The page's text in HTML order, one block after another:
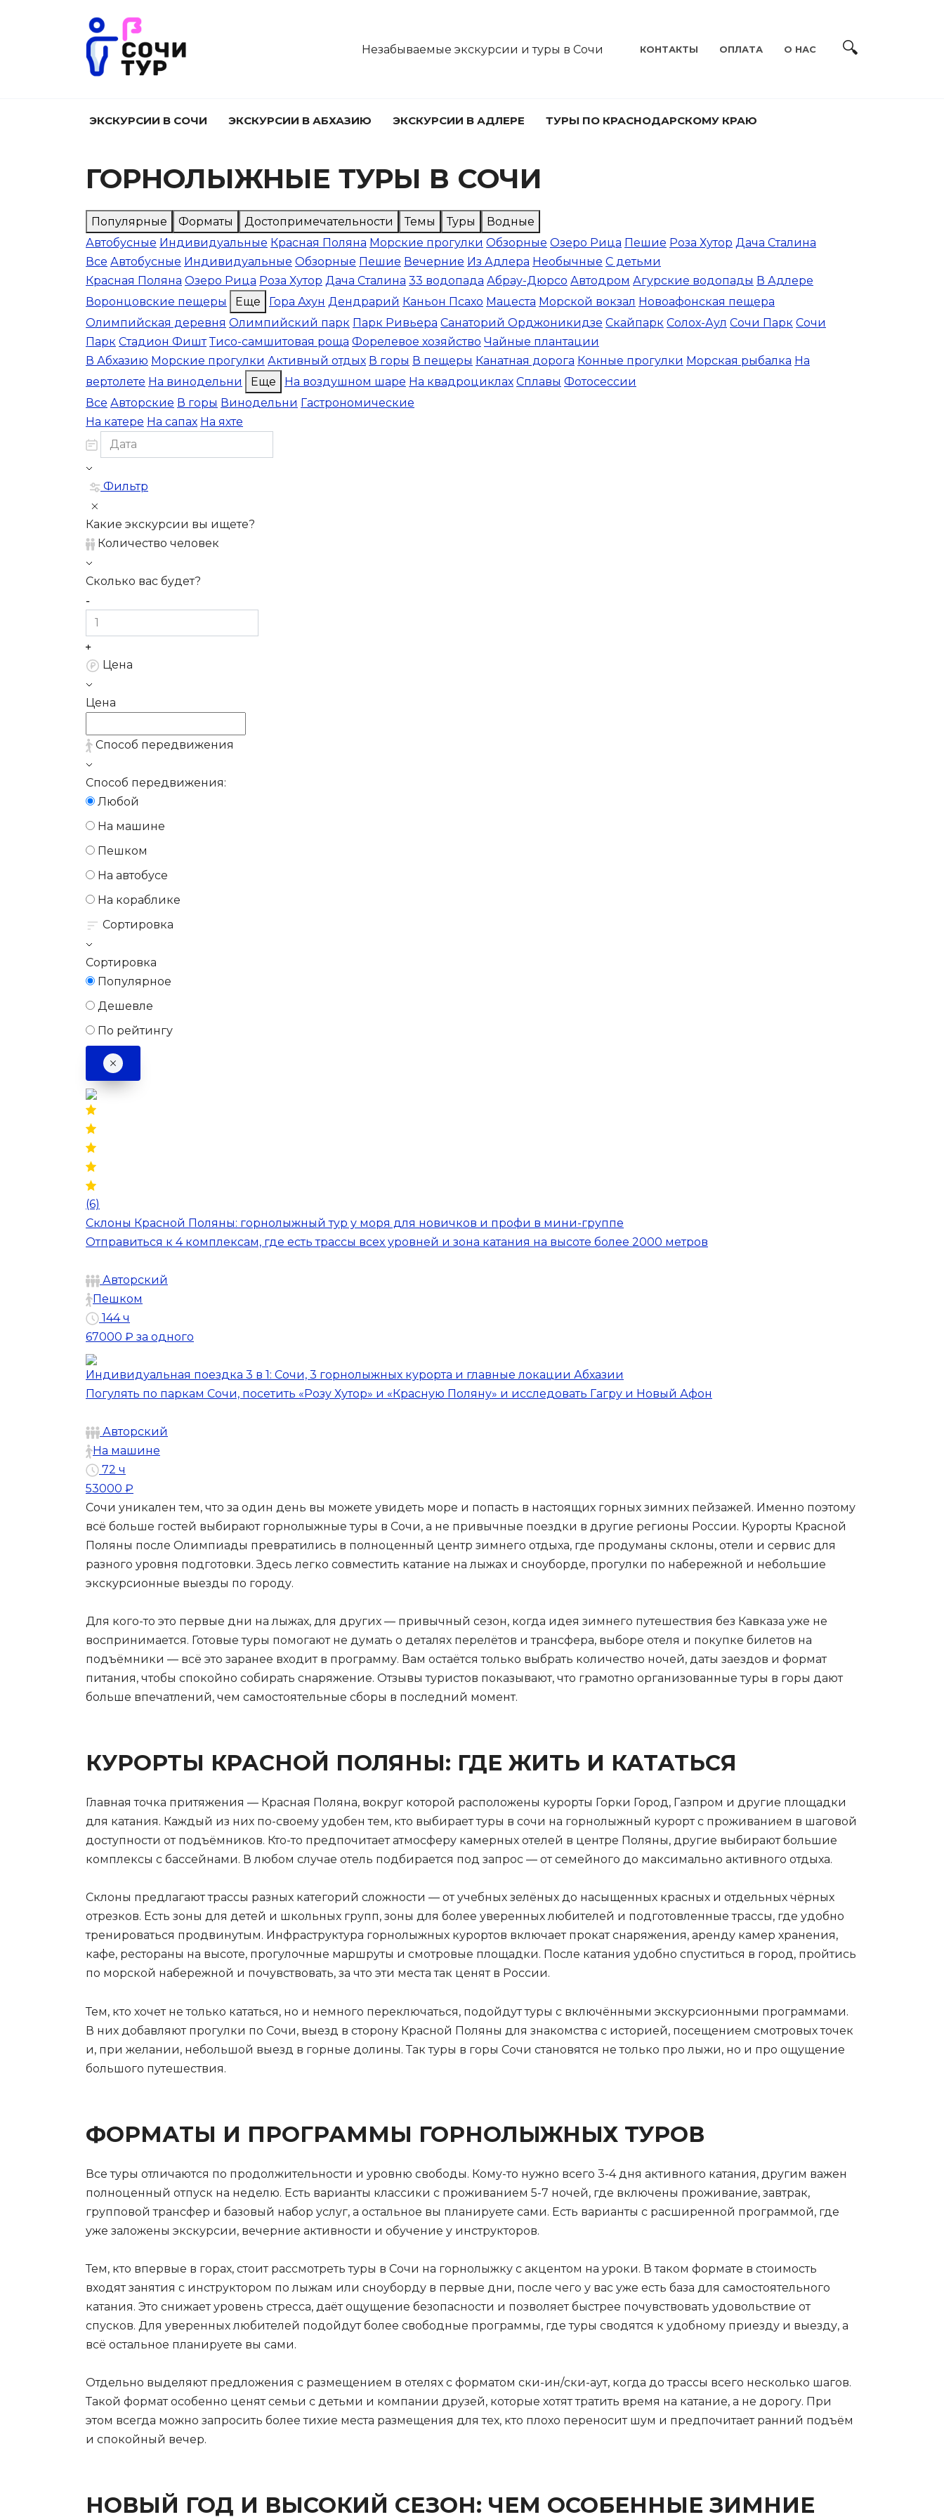
Незабываемые экскурсии и туры в Сочи КОНТАКТЫ ОПЛАТА О НАС
ЭКСКУРСИИ В СОЧИ ЭКСКУРСИИ В АБХАЗИЮ ЭКСКУРСИИ В АДЛЕРЕ ТУРЫ ПО КРАСНОДАРСКОМУ КРАЮ
ГОРНОЛЫЖНЫЕ ТУРЫ В СОЧИ
Популярные Форматы Достопримечательности Темы Туры
Водные
Автобусные Индивидуальные Красная Поляна Морские прогулки Обзорные Озеро Рица Пешие Роза Хутор Дача Сталина
Все Автобусные Индивидуальные Обзорные Пешие Вечерние Из Адлера Необычные С детьми
Красная Поляна Озеро Рица Роза Хутор Дача Сталина 33 водопада Абрау-Дюрсо Автодром Агурские водопады В Адлере
Воронцовские пещеры
Еще Гора Ахун Дендрарий Каньон Псахо Мацеста Морской вокзал Новоафонская пещера
Олимпийская деревня Олимпийский парк Парк Ривьера Санаторий Орджоникидзе Скайпарк Солох-Аул Сочи Парк Сочи
Парк Стадион Фишт Тисо-самшитовая роща Форелевое хозяйство Чайные плантации
В Абхазию Морские прогулки Активный отдых В горы В пещеры Канатная дорога Конные прогулки Морская рыбалка На
вертолете На винодельни Еще На воздушном шаре На квадроциклах Сплавы Фотосессии
Все Авторские В горы Винодельни Гастрономические
На катере На сапах На яхте
Фильтр
Какие экскурсии вы ищете?
Количество человек
Сколько вас будет?
Цена
Цена
Способ передвижения
Способ передвижения:
Любой
На машине
Пешком
На автобусе
На кораблике
Сортировка
Сортировка
Популярное
Дешевле
По рейтингу
(6)
Склоны Красной Поляны: горнолыжный тур у моря для новичков и профи в мини-группе
Отправиться к 4 комплексам, где есть трассы всех уровней и зона катания на высоте более 2000 метров
Авторский
Пешком
144 ч
67000 ₽ за одного
Индивидуальная поездка 3 в 1: Сочи, 3 горнолыжных курорта и главные локации Абхазии
Погулять по паркам Сочи, посетить «Розу Хутор» и «Красную Поляну» и исследовать Гагру и Новый Афон
Авторский
На машине
72 ч
53000 ₽
Сочи уникален тем, что за один день вы можете увидеть море и попасть в настоящих горных зимних пейзажей. Именно поэтому
всё больше гостей выбирают горнолыжные туры в Сочи, а не привычные поездки в другие регионы России. Курорты Красной
Поляны после Олимпиады превратились в полноценный центр зимнего отдыха, где продуманы склоны, отели и сервис для
разного уровня подготовки. Здесь легко совместить катание на лыжах и сноуборде, прогулки по набережной и небольшие
экскурсионные выезды по городу.
Для кого-то это первые дни на лыжах, для других — привычный сезон, когда идея зимнего путешествия без Кавказа уже не
воспринимается. Готовые туры помогают не думать о деталях перелётов и трансфера, выборе отеля и покупке билетов на
подъёмники — всё это заранее входит в программу. Вам остаётся только выбрать количество ночей, даты заездов и формат
питания, чтобы спокойно собирать снаряжение. Отзывы туристов показывают, что грамотно организованные туры в горы дают
больше впечатлений, чем самостоятельные сборы в последний момент.
КУРОРТЫ КРАСНОЙ ПОЛЯНЫ: ГДЕ ЖИТЬ И КАТАТЬСЯ
Главная точка притяжения — Красная Поляна, вокруг которой расположены курорты Горки Город, Газпром и другие площадки
для катания. Каждый из них по-своему удобен тем, кто выбирает туры в сочи на горнолыжный курорт с проживанием в шаговой
доступности от подъёмников. Кто-то предпочитает атмосферу камерных отелей в центре Поляны, другие выбирают большие
комплексы с бассейнами. В любом случае отель подбирается под запрос — от семейного до максимально активного отдыха.
Склоны предлагают трассы разных категорий сложности — от учебных зелёных до насыщенных красных и отдельных чёрных
отрезков. Есть зоны для детей и школьных групп, зоны для более уверенных любителей и подготовленные трассы, где удобно
тренироваться продвинутым. Инфраструктура горнолыжных курортов включает прокат снаряжения, аренду камер хранения,
кафе, рестораны на высоте, прогулочные маршруты и смотровые площадки. После катания удобно спуститься в город, пройтись
по морской набережной и почувствовать, за что эти места так ценят в России.
Тем, кто хочет не только кататься, но и немного переключаться, подойдут туры с включёнными экскурсионными программами.
В них добавляют прогулки по Сочи, выезд в сторону Красной Поляны для знакомства с историей, посещением смотровых точек
и, при желании, небольшой выезд в горные долины. Так туры в горы Сочи становятся не только про лыжи, но и про ощущение
большого путешествия.
ФОРМАТЫ И ПРОГРАММЫ ГОРНОЛЫЖНЫХ ТУРОВ
Все туры отличаются по продолжительности и уровню свободы. Кому-то нужно всего 3-4 дня активного катания, другим важен
полноценный отпуск на неделю. Есть варианты классики с проживанием 5-7 ночей, где включены проживание, завтрак,
групповой трансфер и базовый набор услуг, а остальное вы планируете сами. Есть варианты с расширенной программой, где
уже заложены экскурсии, вечерние активности и обучение у инструкторов.
Тем, кто впервые в горах, стоит рассмотреть туры в Сочи на горнолыжку с акцентом на уроки. В таком формате в стоимость
входят занятия с инструктором по лыжам или сноуборду в первые дни, после чего у вас уже есть база для самостоятельного
катания. Это снижает уровень стресса, даёт ощущение безопасности и позволяет быстрее почувствовать удовольствие от
спусков. Для уверенных любителей подойдут более свободные программы, где туры сводятся к удобному приезду и выезду, а
всё остальное планируете вы сами.
Отдельно выделяют предложения с размещением в отелях с форматом ски-ин/ски-аут, когда до трассы всего несколько шагов.
Такой формат особенно ценят семьи с детьми и компании друзей, которые хотят тратить время на катание, а не дорогу. При
этом всегда можно запросить более тихие места размещения для тех, кто плохо переносит шум и предпочитает ранний подъём
и спокойный вечер.
НОВЫЙ ГОД И ВЫСОКИЙ СЕЗОН: ЧЕМ ОСОБЕННЫЕ ЗИМНИЕ